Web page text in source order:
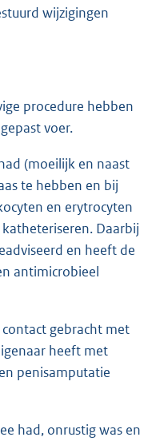
wijzigingen
procedure hebben
voer.
(moeilijk en naast
te hebben en bij
en erytrocyten
Daarbij
en heeft de
antimicrobieel
gebracht met
heeft met
penisamputatie
had, onrustig was en